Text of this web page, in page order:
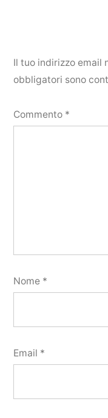
Il tuo indirizzo email
obbligatori sono
Commento *
Nome *
Email *